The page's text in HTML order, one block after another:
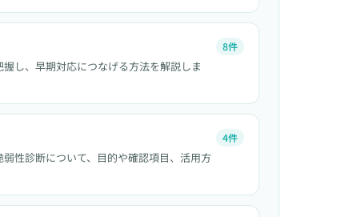
し、早期対応につなげる方法を解説しま
8件
性診断について、目的や確認項目、活用方
4件